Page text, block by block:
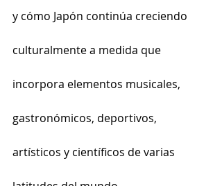
y cómo Japón continúa creciendo
culturalmente a medida que
incorpora elementos musicales,
gastronómicos, deportivos,
artísticos y científicos de varias